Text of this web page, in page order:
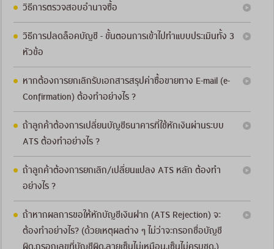
วิธีการตรวจสอบอำนาจซื้อ
วิธีการปลดล็อคบัญชี - ขั้นตอนการเข้าไปทำแบบประเมินทั้ง 3
หัวข้อ
หากต้องการยกเลิกรับเอกสารสรุปค่าซื้อขายทาง E-mail (e-
Confirmation) ต้องทำอย่างไร ?
ถ้าลูกค้าต้องการเปลี่ยนบัญชีธนาคารที่ใช้หักเงินผ่านระบบ
ATS ต้องทำอย่างไร ?
ถ้าลูกค้าต้องการยกเลิก/เปลี่ยนแปลง ATS หลัก ต้องทำ
อย่างไร ?
ถ้าหากผลการขอให้หักบัญชีเงินฝาก (ATS Rejection) จะ
ต้องทำอย่างไร? (ด้วยเหตุผลต่าง ๆ ไม่ว่าจะกรอกชื่อบัญชี